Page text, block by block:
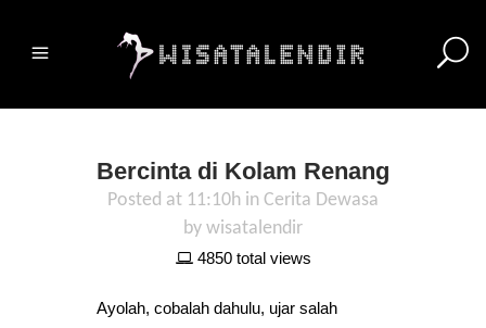
Bercinta di Kolam Renang
Posted at 11:10h in Cerita Dewasa
by wisatalendir
4850 total views
Ayolah, cobalah dahulu, ujar salah